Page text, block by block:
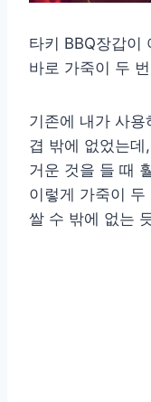
타키 BBQ장갑이
바로 가죽이 두
기존에 내가 사
겹 밖에 없었는
거운 것을 들 때
이렇게 가죽이 두
쌀 수 밖에 없는